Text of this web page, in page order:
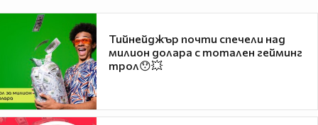
Тийнейджър почти спечели над
милион долара с тотален гейминг
трол😯💥